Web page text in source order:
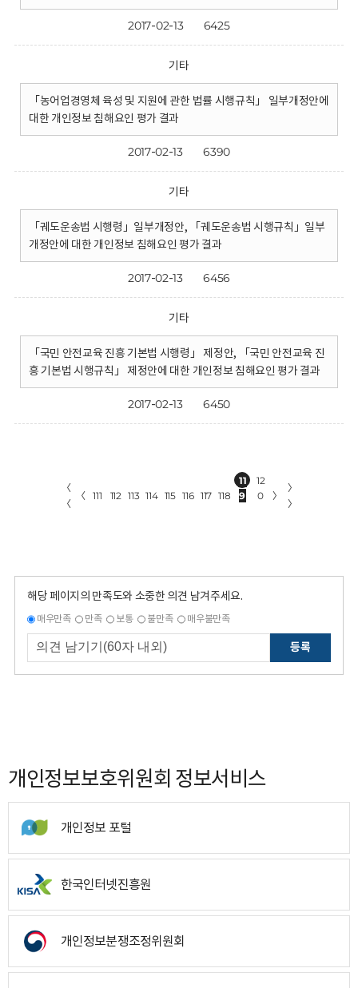
2017-02-13 6425
기타
「농어업경영체 육성 및 지원에 관한 법률 시행규칙」 일부개정안에
대한 개인정보 침해요인 평가 결과
2017-02-13 6390
기타
「궤도운송법 시행령」일부개정안, 「궤도운송법 시행규칙」일부
개정안에 대한 개인정보 침해요인 평가 결과
2017-02-13 6456
기타
「국민 안전교육 진흥 기본법 시행령」 제정안, 「국민 안전교육 진
흥 기본법 시행규칙」 제정안에 대한 개인정보 침해요인 평가 결과
2017-02-13 6450
〈
〈
〈 111 112 113 114 115 116 117 118
11
9
12
0
〉
〉
〉
해당 페이지의 만족도와 소중한 의견 남겨주세요.
매우만족 만족 보통 불만족 매우불만족
등록
개인정보보호위원회 정보서비스
개인정보 포털
한국인터넷진흥원
개인정보분쟁조정위원회